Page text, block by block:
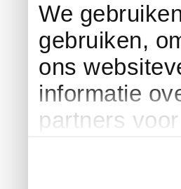
We
gebruiken,
ons
informatie
partners